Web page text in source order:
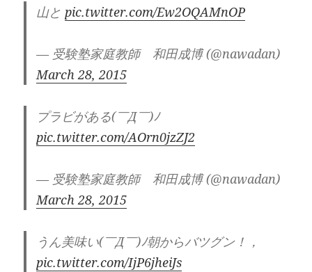
山とpic.twitter.com/Ew2OQAMnOP
— 受験塾家庭教師 和田成博 (@nawadan)
March 28, 2015
プラビがある(￣Д￣)ﾉ
pic.twitter.com/AOrn0jzZJ2
— 受験塾家庭教師 和田成博 (@nawadan)
March 28, 2015
うん美味い(￣Д￣)ﾉ朝からバツグン！，
pic.twitter.com/IjP6jheiJs